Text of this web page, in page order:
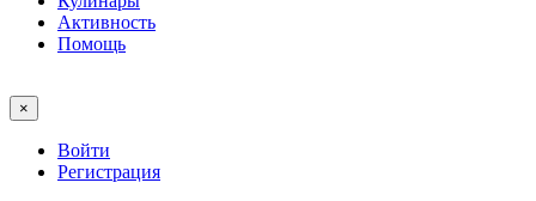
Активность
Помощь
×
Войти
Регистрация